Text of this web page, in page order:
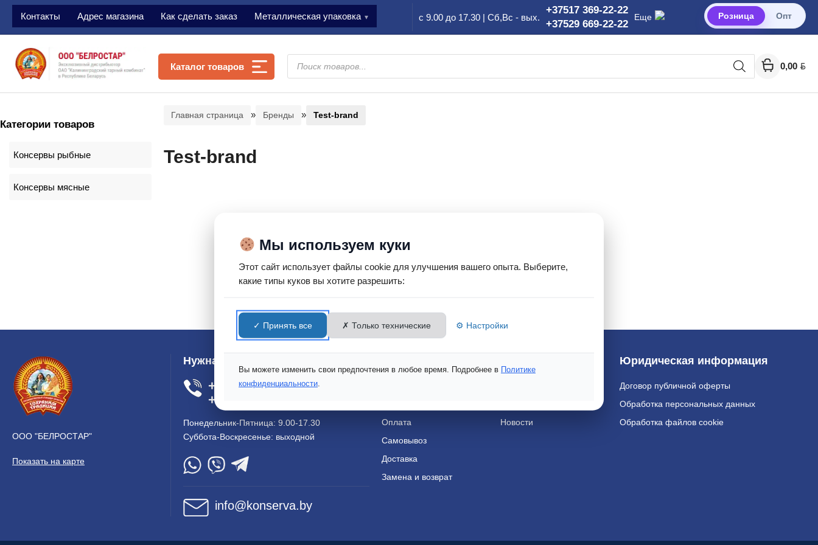
Контакты Адрес магазина Как сделать заказ Металлическая упаковка с 9.00 до 17.30 | Сб,Вс - вых.
+37517 369-22-22
+37529 669-22-22
Еще Розница Опт
Каталог товаров
Поиск
товаров
0,00 BYN
Главная страница » Бренды » Test-brand
Test-brand
Категории товаров
Консервы рыбные
Консервы мясные
ООО "БЕЛРОСТАР"
Показать на карте
Нужна помощь?
+37517 369-22-22
+37529 669-22-22
Понедельник-Пятница: 9.00-17.30
Суббота-Воскресенье: выходной
info@konserva.by
Оплата
Самовывоз
Доставка
Замена и возврат
Новости
Юридическая информация
Договор публичной оферты
Обработка персональных данных
Обработка файлов cookie
Вы юридическое или
физическое лицо?
физического лица по умолчанию.
Мы используем куки
Этот сайт использует файлы cookie для улучшения вашего опыта. Выберите,
какие типы куков вы хотите разрешить:
✓ Принять все ✗ Только технические ⚙ Настройки
Вы можете изменить свои предпочтения в любое время. Подробнее в Политике
конфиденциальности